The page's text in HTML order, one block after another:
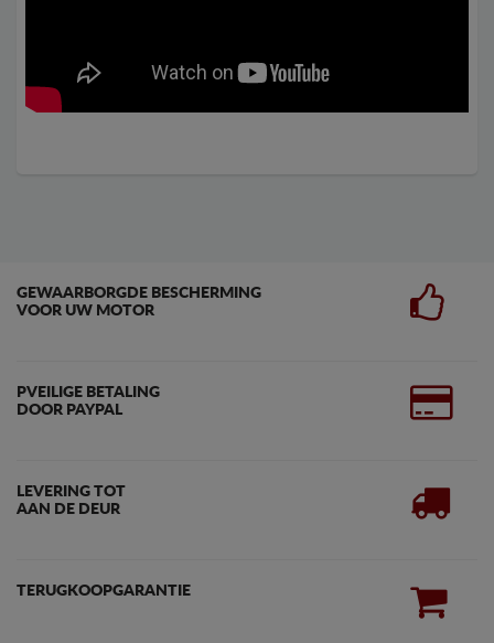
GEWAARBORGDE BESCHERMING
VOOR UW MOTOR
PVEILIGE BETALING
DOOR PAYPAL
LEVERING TOT
AAN DE DEUR
TERUGKOOPGARANTIE